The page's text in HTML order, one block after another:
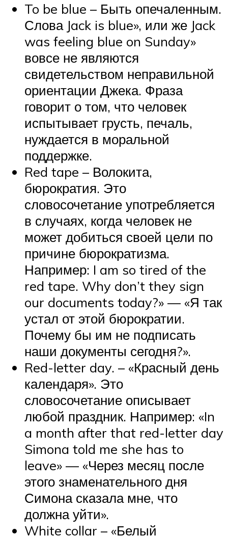
To be blue – Быть опечаленным.
Слова Jack is blue», или же Jack
was feeling blue on Sunday»
вовсе не являются
свидетельством неправильной
ориентации Джека. Фраза
говорит о том, что человек
испытывает грусть, печаль,
нуждается в моральной
поддержке.
Red tape – Волокита,
бюрократия. Это
словосочетание употребляется
в случаях, когда человек не
может добиться своей цели по
причине бюрократизма.
Например: I am so tired of the
red tape. Why don’t they sign
our documents today?» — «Я так
устал от этой бюрократии.
Почему бы им не подписать
наши документы сегодня?».
Red-letter day. – «Красный день
календаря». Это
словосочетание описывает
любой праздник. Например: «In
a month after that red-letter day
Simona told me she has to
leave» — «Через месяц после
этого знаменательного дня
Симона сказала мне, что
должна уйти».
White collar – «Белый